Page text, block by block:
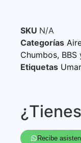
SKU N/A
Categorías
Chumbos,
Etiquetas
Recibe